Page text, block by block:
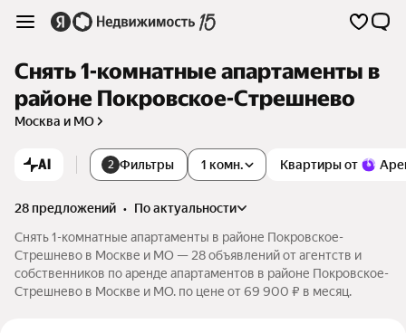
Снять 1-комнатные апартаменты в
районе Покровское-Стрешнево
Москва и МО
AI 2 Фильтры Квартиры от
1 комн.
28 предложений •
по актуальности
Снять 1-комнатные апартаменты в районе Покровское-
Стрешнево в Москве и МО — 28 объявлений от агентств и
собственников по аренде апартаментов в районе Покровское-
Стрешнево в Москве и МО. по цене от 69 900 ₽ в месяц.